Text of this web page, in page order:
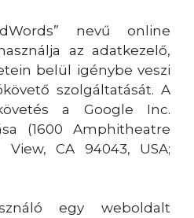
nevű online
az adatkezelő,
belül igénybe veszi
szolgáltatását. A
a Google Inc.
(1600 Amphitheatre
View, CA 94043, USA;
egy weboldalt